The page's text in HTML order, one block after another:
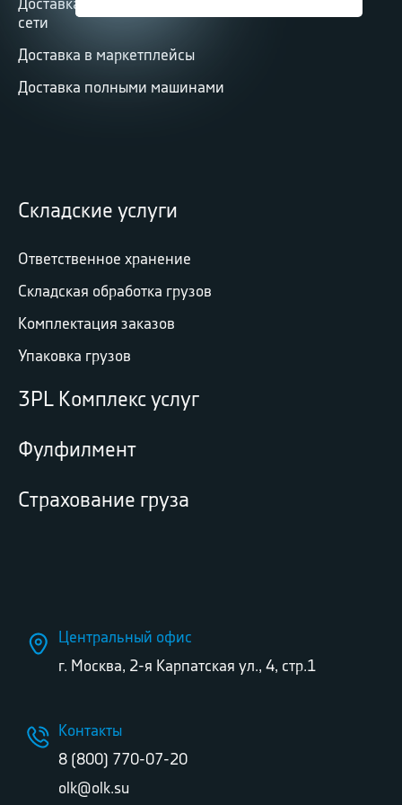
Доставка в федеральные торговые
сети
Доставка в маркетплейсы
Доставка полными машинами
Складские услуги
Ответственное хранение
Складская обработка грузов
Комплектация заказов
Упаковка грузов
3PL Комплекс услуг
Фулфилмент
Страхование груза
Центральный офис
г. Москва, 2-я Карпатская ул., 4, стр.1
Контакты
8 (800) 770-07-20
olk@olk.su